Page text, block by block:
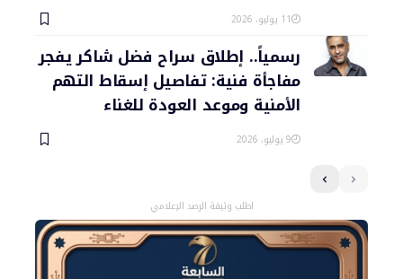
11 يوليو، 2026
رسمياً.. إطلاق سراح فضل شاكر يفجر
مفاجأة فنية: تفاصيل إسقاط التهم
الأمنية وموعد العودة للغناء
9 يوليو، 2026
اطلب وثيقة الرصد الإعلامي